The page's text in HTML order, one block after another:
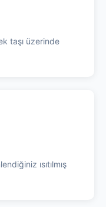
taşı üzerinde
ısıtılmış